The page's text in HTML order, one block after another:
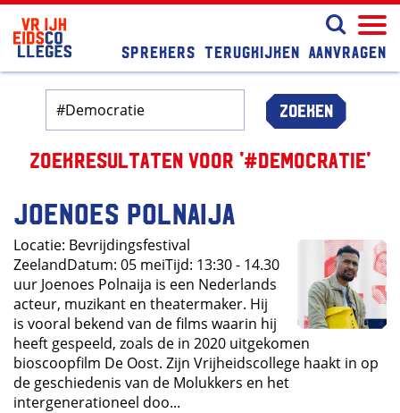
Sprekers Terugkijken Aanvragen
Zoeken
Zoekresultaten voor '#Democratie'
Joenoes Polnaija
Locatie: Bevrijdingsfestival
ZeelandDatum: 05 meiTijd: 13:30 - 14.30
uur Joenoes Polnaija is een Nederlands
acteur, muzikant en theatermaker. Hij
is vooral bekend van de films waarin hij
heeft gespeeld, zoals de in 2020 uitgekomen
bioscoopfilm De Oost. Zijn Vrijheidscollege haakt in op
de geschiedenis van de Molukkers en het
intergenerationeel doo...